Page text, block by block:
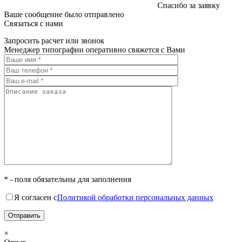
Спасибо за заявку
Ваше сообщение было отправлено
Связаться с нами
Запросить расчет или звонок
Менеджер типографии оперативно свяжется с Вами
* - поля обязательны для заполнения
Я согласен сПолитикой обработки персональных данных
×